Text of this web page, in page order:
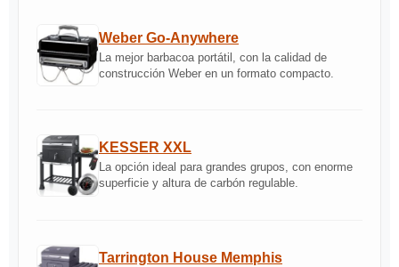
Weber Go-Anywhere
La mejor barbacoa portátil, con la calidad de
construcción Weber en un formato compacto.
KESSER XXL
La opción ideal para grandes grupos, con enorme
superficie y altura de carbón regulable.
Tarrington House Memphis